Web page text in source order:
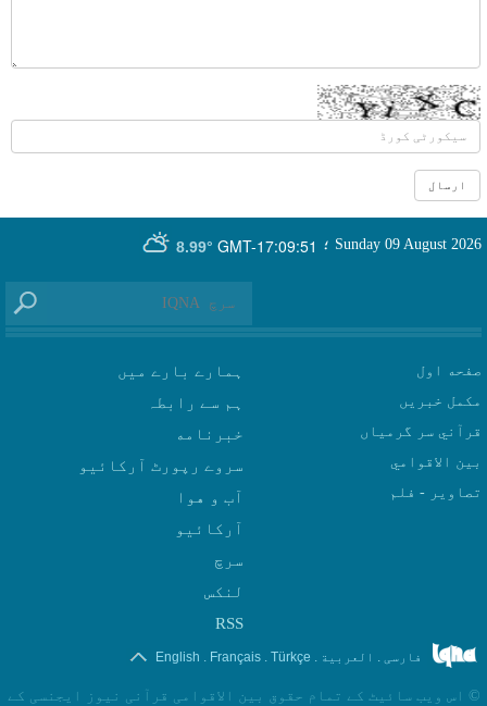
GMT-17:09:51
8.99° Sunday 09 August 2026 ؛
صفحه اول
مکمل خبریں
قرآني سر گرمياں
بين الاقوامي
تصاوير - فلم
ہمارے بارے میں
ہم سے رابطہ
سروے رپورٹ آرکائیو
آب و هوا
سرچ
لنکس
RSS
فارسی . العربیة .
Türkçe
.
Français
.
English
© اس ویب سائیٹ کے تمام حقوق بین الاقوامی قرآنی نیوز ایجنسی کے